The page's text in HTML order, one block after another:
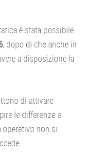
è stata possibile
, dopo di che anche in
a disposizione la
di attivare
le differenze e
non si